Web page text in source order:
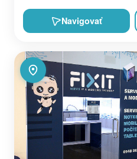
Navigovať